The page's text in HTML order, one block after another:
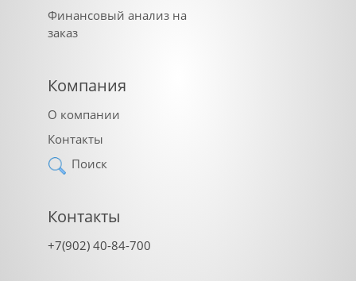
Финансовый анализ на
заказ
Компания
О компании
Контакты
Поиск
Контакты
+7(902) 40-84-700